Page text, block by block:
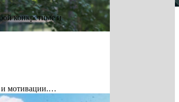
конкретные и
и мотивации.…